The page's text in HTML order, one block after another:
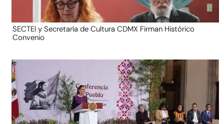
SECTEI y Secretaría de Cultura CDMX Firman Histórico
Convenio